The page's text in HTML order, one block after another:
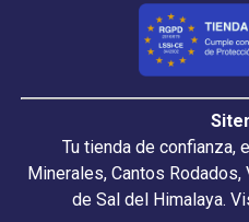
Tu tienda de confianza,
Minerales, Cantos
de Sal del Himalaya.